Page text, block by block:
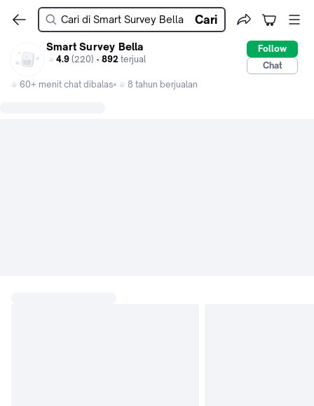
Cari
Smart Survey Bella
4.9 (220) • 892 terjual
Follow
Chat
60+ menit chat dibalas
8 tahun berjualan